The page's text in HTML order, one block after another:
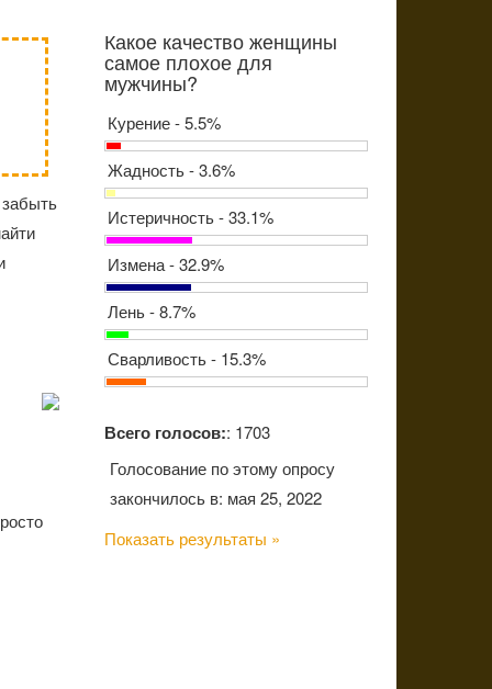
Какое качество женщины
самое плохое для
мужчины?
Курение - 5.5%
Жадность - 3.6%
Истеричность - 33.1%
Измена - 32.9%
Лень - 8.7%
Сварливость - 15.3%
Всего голосов:: 1703
Голосование по этому опросу
закончилось в: мая 25, 2022
Показать результаты »